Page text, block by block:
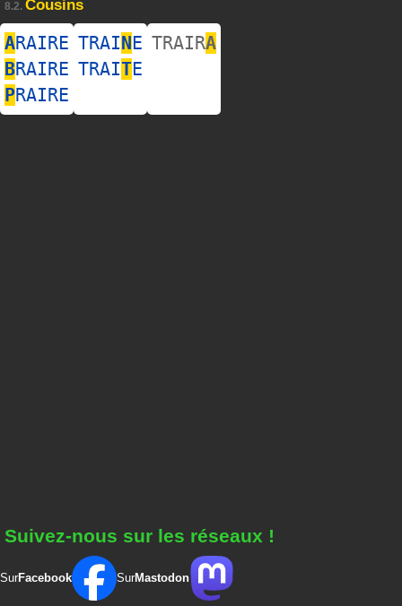
8.2. Cousins
ARAIRE
BRAIRE
PRAIRE
TRAINE
TRAITE
TRAIRA
Suivez-nous sur les réseaux !
SurFacebook SurMastodon